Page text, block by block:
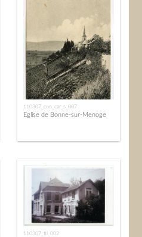
110307_con_car_s_007
Eglise de Bonne-sur-Menoge
110307_fil_002